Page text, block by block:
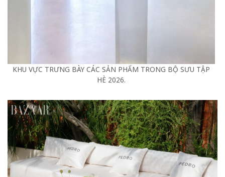
KHU VỰC TRƯNG BÀY CÁC SẢN PHẨM TRONG BỘ SƯU TẬP
HÈ 2026.